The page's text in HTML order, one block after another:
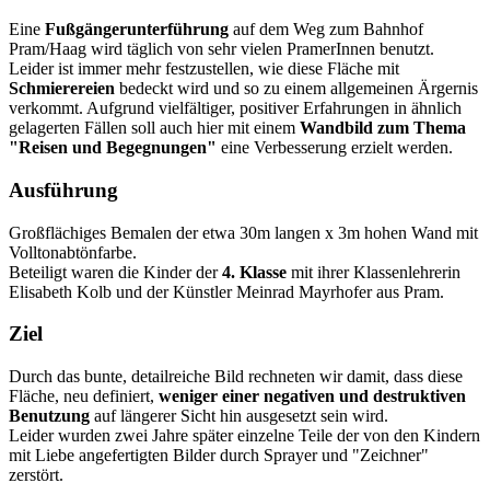
Eine Fußgängerunterführung auf dem Weg zum Bahnhof
Pram/Haag wird täglich von sehr vielen PramerInnen benutzt.
Leider ist immer mehr festzustellen, wie diese Fläche mit
Schmierereien bedeckt wird und so zu einem allgemeinen Ärgernis
verkommt. Aufgrund vielfältiger, positiver Erfahrungen in ähnlich
gelagerten Fällen soll auch hier mit einem Wandbild zum Thema
"Reisen und Begegnungen" eine Verbesserung erzielt werden.
Ausführung
Großflächiges Bemalen der etwa 30m langen x 3m hohen Wand mit
Volltonabtönfarbe.
Beteiligt waren die Kinder der4. Klasse mit ihrer Klassenlehrerin
Elisabeth Kolb und der Künstler Meinrad Mayrhofer aus Pram.
Ziel
Durch das bunte, detailreiche Bild rechneten wir damit, dass diese
Fläche, neu definiert, weniger einer negativen und destruktiven
Benutzung auf längerer Sicht hin ausgesetzt sein wird.
Leider wurden zwei Jahre später einzelne Teile der von den Kindern
mit Liebe angefertigten Bilder durch Sprayer und "Zeichner"
zerstört.